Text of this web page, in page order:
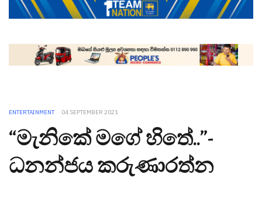
ENTERTAINMENT 04 SEPTEMBER 2021
“මැනිකේ මගේ හිතේ..”-
ධනන්ජය කරුණාරත්න